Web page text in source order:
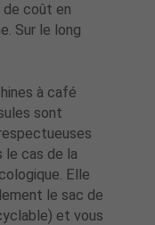
coût en
Sur le long
à café
sont
le cas de la
Elle
le sac de
et vous